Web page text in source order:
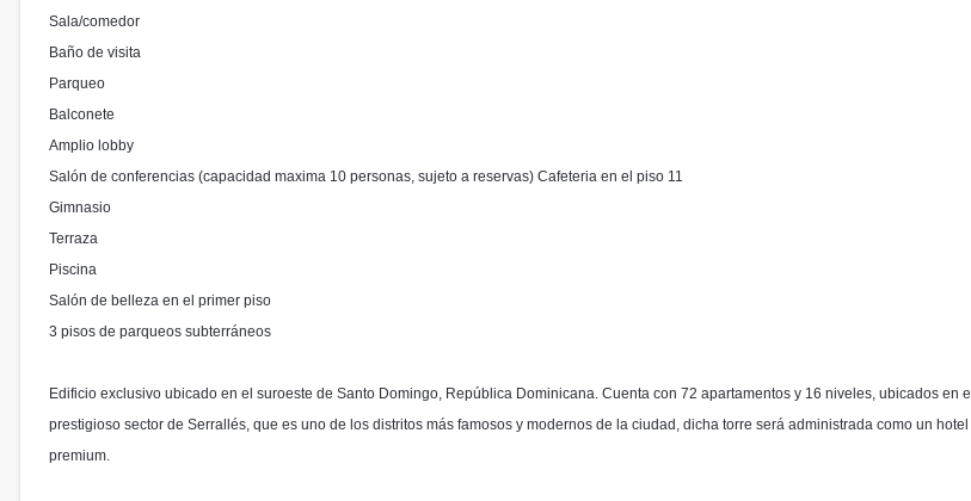
Sala/comedor⁣
Baño de visita⁣
Parqueo⁣
Balconete⁣
Amplio lobby⁣
Salón de conferencias (capacidad maxima 10 personas, sujeto a reservas) Cafeteria en el piso 11⁣
Gimnasio⁣
Terraza ⁣
Piscina⁣
Salón de belleza en el primer piso⁣
3 pisos de parqueos subterráneos⁣
Edificio exclusivo ubicado en el suroeste de Santo Domingo, República Dominicana. Cuenta con 72 apartamentos y 16 niveles, ubicados en el
prestigioso sector de Serrallés, que es uno de los distritos más famosos y modernos de la ciudad, dicha torre será administrada como un hotel
premium.